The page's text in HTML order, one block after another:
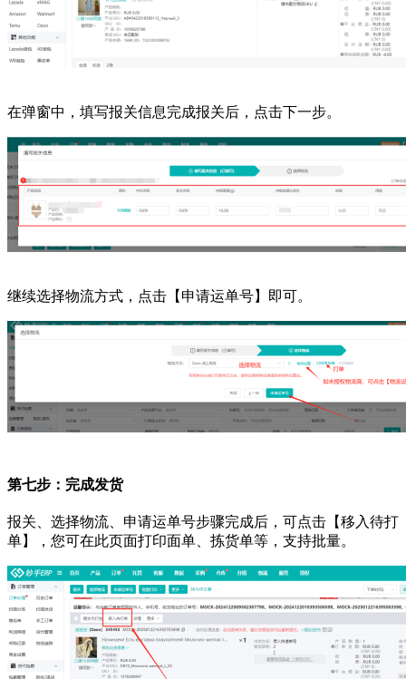
在弹窗中，填写报关信息完成报关后，点击下一步。
继续选择物流方式，点击【申请运单号】即可。
第七步：完成发货
报关、选择物流、申请运单号步骤完成后，可点击【移入待打
单】，您可在此页面打印面单、拣货单等，支持批量。